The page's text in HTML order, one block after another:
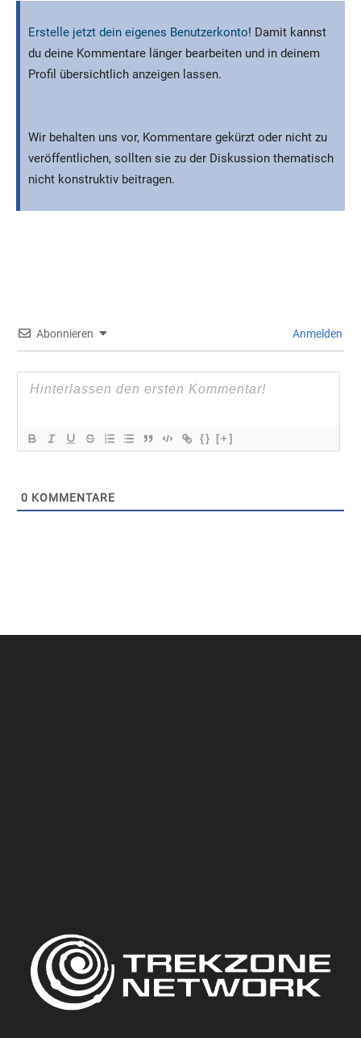
Erstelle jetzt dein eigenes Benutzerkonto! Damit kannst
du deine Kommentare länger bearbeiten und in deinem
Profil übersichtlich anzeigen lassen.
Wir behalten uns vor, Kommentare gekürzt oder nicht zu
veröffentlichen, sollten sie zu der Diskussion thematisch
nicht konstruktiv beitragen.
Abonnieren Anmelden
{} [+]
0 KOMMENTARE